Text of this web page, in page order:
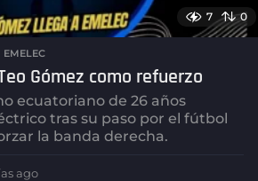
7 0
,EMELEC
Gómez como refuerzo
ecuatoriano de 26 años
tras su paso por el fútbol
la banda derecha.
ago